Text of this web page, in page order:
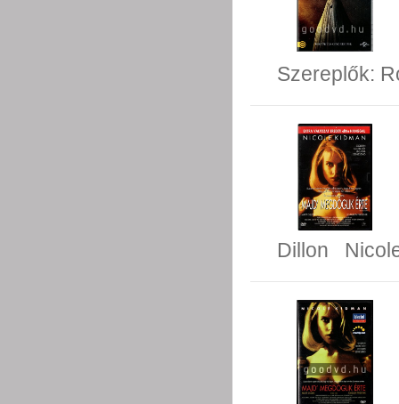
Szereplők:
Dillon